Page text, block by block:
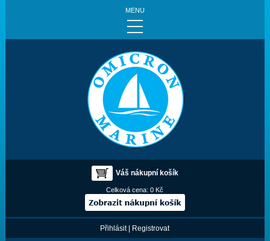
MENU
Váš nákupní košík
Celková cena:0 Kč
Přihlásit| Registrovat